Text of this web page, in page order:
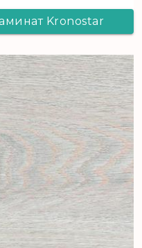
Kronostar